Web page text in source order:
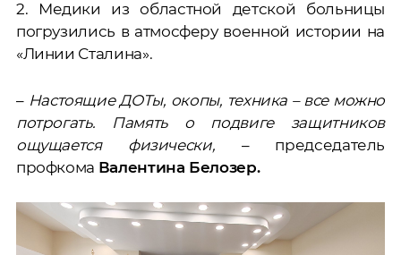
2. Медики из областной детской больницы
погрузились в атмосферу военной истории на
«Линии Сталина».
– Настоящие ДОТы, окопы, техника – все можно
потрогать. Память о подвиге защитников
ощущается физически, – председатель
профкома Валентина Белозер.